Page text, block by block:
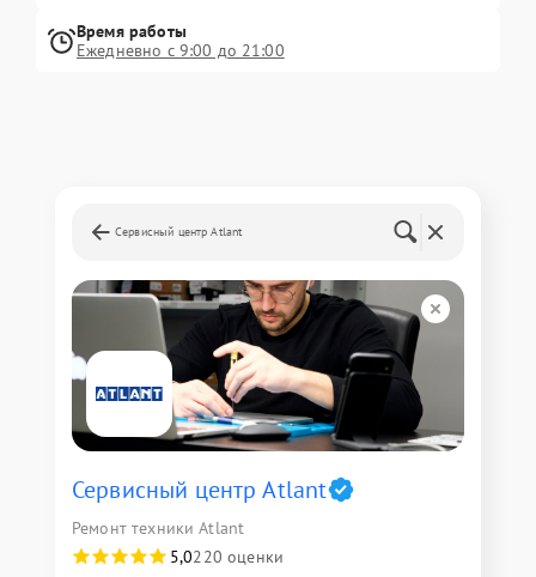
Время работы
Ежедневно с 9:00 до 21:00
Сервисный центр Atlant
Сервисный центр Atlant
Ремонт техники Atlant
5,0220 оценки